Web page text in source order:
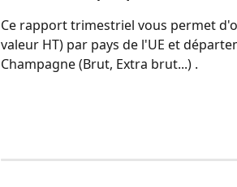
Ce rapport trimestriel vous permet
valeur HT) par pays de l'UE et
Champagne (Brut, Extra brut...) .